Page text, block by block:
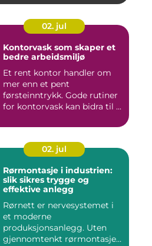
02. jul
Kontorvask som skaper et
bedre arbeidsmiljø
Et rent kontor handler om
mer enn et pent
førsteinntrykk. Gode rutiner
for kontorvask kan bidra til ...
02. jul
Rørmontasje i industrien:
slik sikres trygge og
effektive anlegg
Rørnett er nervesystemet i
et moderne
produksjonsanlegg. Uten
gjennomtenkt rørmontasje